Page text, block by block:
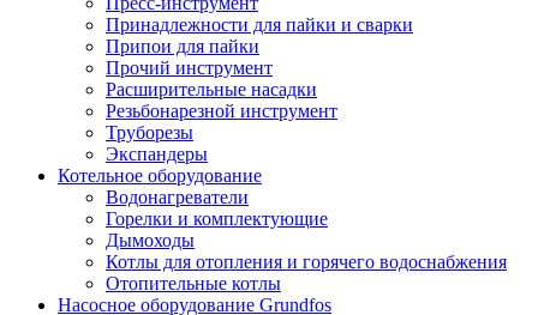
Принадлежности для пайки и сварки
Припои для пайки
Прочий инструмент
Расширительные насадки
Резьбонарезной инструмент
Труборезы
Экспандеры
Котельное оборудование
Водонагреватели
Горелки и комплектующие
Дымоходы
Котлы для отопления и горячего водоснабжения
Отопительные котлы
Насосное оборудование Grundfos